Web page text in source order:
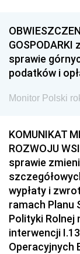
sprawie
podatków i
Monitor Polski
KOMUNIKAT
ROZWOJU
sprawie
wypłaty i
ramach Planu
Polityki Rolnej
interwencji
Operacyjnych